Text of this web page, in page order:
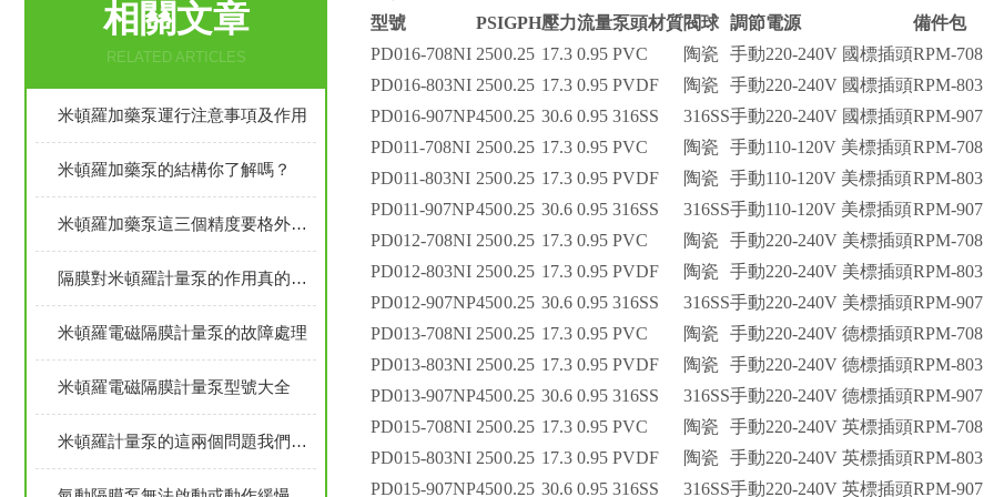
相關文章
RELATED ARTICLES
米頓羅加藥泵運行注意事項及作用
米頓羅加藥泵的結構你了解嗎？
米頓羅加藥泵這三個精度要格外注意
隔膜對米頓羅計量泵的作用真的不容忽略
米頓羅電磁隔膜計量泵的故障處理
米頓羅電磁隔膜計量泵型號大全
米頓羅計量泵的這兩個問題我們可要慎重對待
型號 PSIGPH壓力流量泵頭材質閥球 調節電源
備件包
PD016-708NI 2500.25 17.3 0.95 PVC 陶瓷 手動220-240V 國標插頭RPM-708
PD016-803NI 2500.25 17.3 0.95 PVDF 陶瓷 手動220-240V 國標插頭RPM-803
PD016-907NP4500.25 30.6 0.95 316SS 316SS手動220-240V 國標插頭RPM-907
PD011-708NI 2500.25 17.3 0.95 PVC 陶瓷 手動110-120V 美標插頭RPM-708
PD011-803NI 2500.25 17.3 0.95 PVDF 陶瓷 手動110-120V 美標插頭RPM-803
PD011-907NP4500.25 30.6 0.95 316SS 316SS手動110-120V 美標插頭RPM-907
PD012-708NI 2500.25 17.3 0.95 PVC 陶瓷 手動220-240V 美標插頭RPM-708
PD012-803NI 2500.25 17.3 0.95 PVDF 陶瓷 手動220-240V 美標插頭RPM-803
PD012-907NP4500.25 30.6 0.95 316SS 316SS手動220-240V 美標插頭RPM-907
PD013-708NI 2500.25 17.3 0.95 PVC 陶瓷 手動220-240V 德標插頭RPM-708
PD013-803NI 2500.25 17.3 0.95 PVDF 陶瓷 手動220-240V 德標插頭RPM-803
PD013-907NP4500.25 30.6 0.95 316SS 316SS手動220-240V 德標插頭RPM-907
PD015-708NI 2500.25 17.3 0.95 PVC 陶瓷 手動220-240V 英標插頭RPM-708
PD015-803NI 2500.25 17.3 0.95 PVDF 陶瓷 手動220-240V 英標插頭RPM-803
PD015-907NP4500.25 30.6 0.95 316SS 316SS手動220-240V 英標插頭RPM-907